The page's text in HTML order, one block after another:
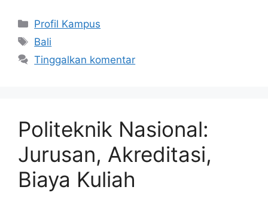
Kategori
Profil Kampus
Tag
Bali
Tinggalkan komentar
Politeknik Nasional:
Jurusan, Akreditasi,
Biaya Kuliah